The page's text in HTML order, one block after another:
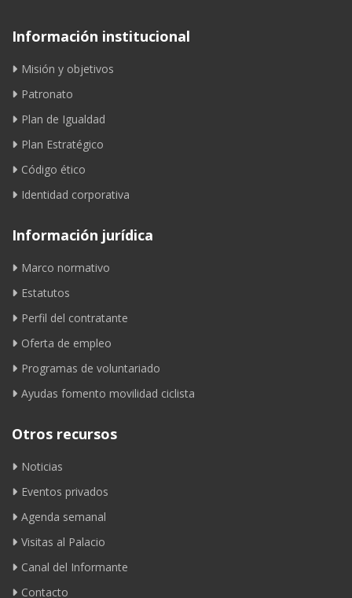
Información institucional
Misión y objetivos
Patronato
Plan de Igualdad
Plan Estratégico
Código ético
Identidad corporativa
Información jurídica
Marco normativo
Estatutos
Perfil del contratante
Oferta de empleo
Programas de voluntariado
Ayudas fomento movilidad ciclista
Otros recursos
Noticias
Eventos privados
Agenda semanal
Visitas al Palacio
Canal del Informante
Contacto